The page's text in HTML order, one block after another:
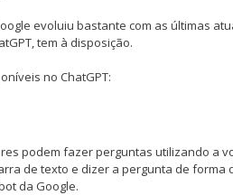
evoluiu bastante com as últimas
tem à disposição.
no ChatGPT:
podem fazer perguntas utilizando a
de texto e dizer a pergunta de forma
da Google.